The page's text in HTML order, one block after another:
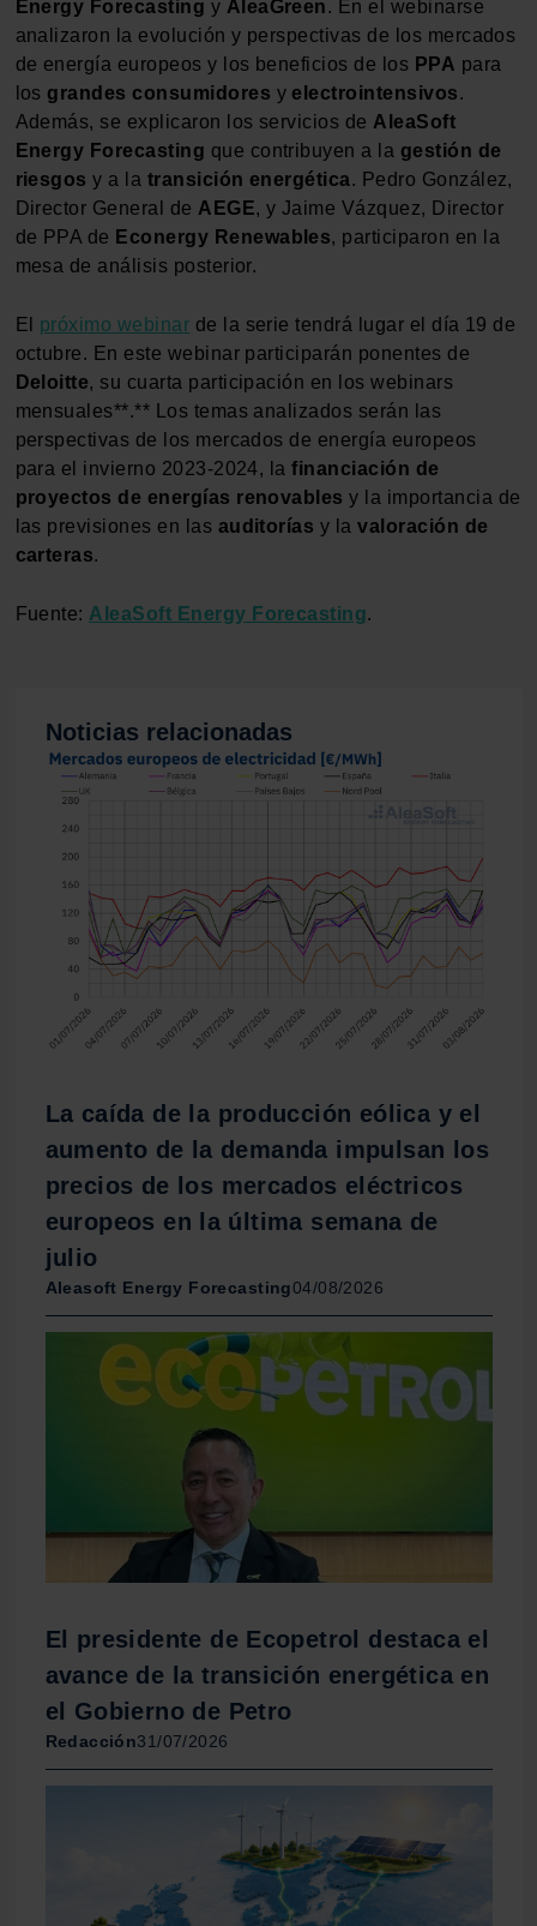
Energy Forecasting y AleaGreen. En el webinarse
analizaron la evolución y perspectivas de los mercados
de energía europeos y los beneficios de los PPA para
los grandes consumidores y electrointensivos.
Además, se explicaron los servicios de AleaSoft
Energy Forecasting que contribuyen a la gestión de
riesgos y a la transición energética. Pedro González,
Director General de AEGE, y Jaime Vázquez, Director
de PPA de Econergy Renewables, participaron en la
mesa de análisis posterior.
El próximo webinar de la serie tendrá lugar el día 19 de
octubre. En este webinar participarán ponentes de
Deloitte, su cuarta participación en los webinars
mensuales**.** Los temas analizados serán las
perspectivas de los mercados de energía europeos
para el invierno 2023‑2024, lafinanciación de
proyectos de energías renovables y la importancia de
las previsiones en las auditorías y lavaloración de
carteras.
Fuente: AleaSoft Energy Forecasting.
Noticias relacionadas
La caída de la producción eólica y el
aumento de la demanda impulsan los
precios de los mercados eléctricos
europeos en la última semana de
julio
Aleasoft Energy Forecasting04/08/2026
El presidente de Ecopetrol destaca el
avance de la transición energética en
el Gobierno de Petro
Redacción31/07/2026